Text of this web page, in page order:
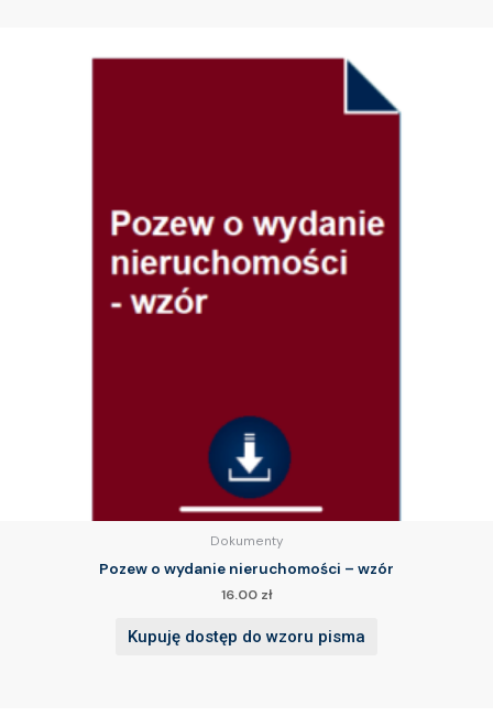
Dokumenty
Pozew o wydanie nieruchomości – wzór
16.00 zł
Kupuję dostęp do wzoru pisma